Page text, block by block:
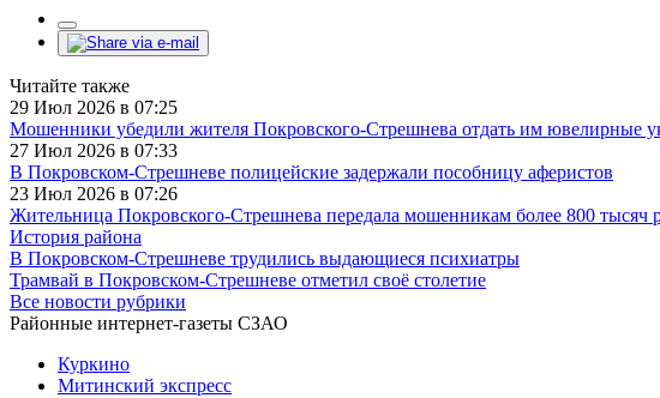
Читайте также
29 Июл 2026 в 07:25
Мошенники убедили жителя Покровского-Стрешнева отдать им ювелирные
27 Июл 2026 в 07:33
В Покровском-Стрешневе полицейские задержали пособницу аферистов
23 Июл 2026 в 07:26
Жительница Покровского-Стрешнева передала мошенникам более 800 тысяч
История района
В Покровском-Стрешневе трудились выдающиеся психиатры
Трамвай в Покровском-Стрешневе отметил своё столетие
Все новости рубрики
Районные интернет-газеты СЗАО
Куркино
Митинский экспресс